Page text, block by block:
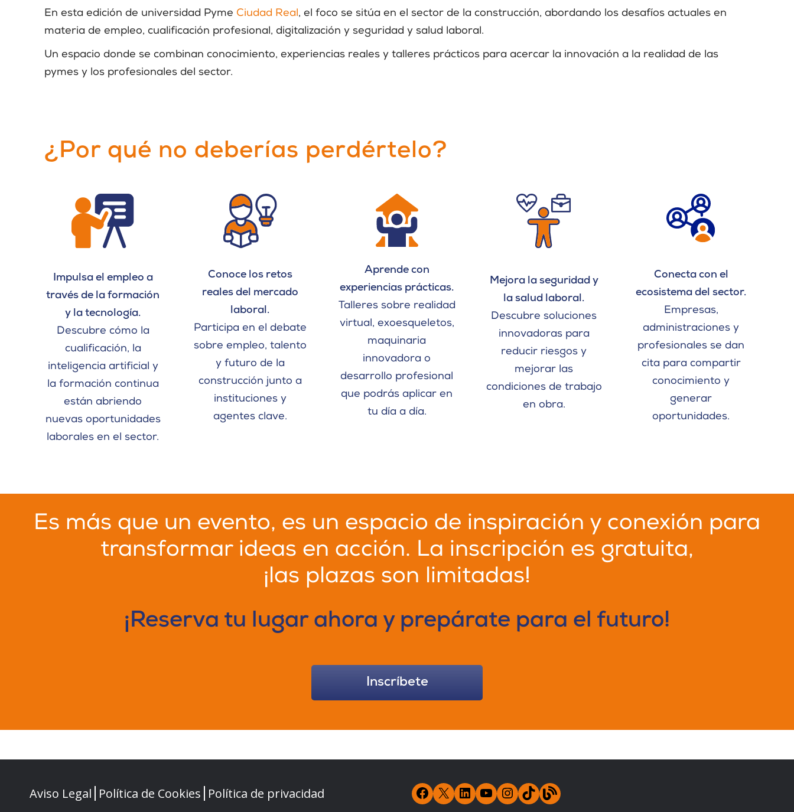
En esta edición de universidad Pyme Ciudad Real, el foco se sitúa en el sector de la construcción, abordando los desafíos actuales en
materia de empleo, cualificación profesional, digitalización y seguridad y salud laboral.
Un espacio donde se combinan conocimiento, experiencias reales y talleres prácticos para acercar la innovación a la realidad de las
pymes y los profesionales del sector.
¿Por qué no deberías perdértelo?
Impulsa el empleo a
través de la formación
y la tecnología.
Descubre cómo la
cualificación, la
inteligencia artificial y
la formación continua
están abriendo
nuevas oportunidades
laborales en el sector.
Conoce los retos
reales del mercado
laboral.
Participa en el debate
sobre empleo, talento
y futuro de la
construcción junto a
instituciones y
agentes clave.
Aprende con
experiencias prácticas.
Talleres sobre realidad
virtual, exoesqueletos,
maquinaria
innovadora o
desarrollo profesional
que podrás aplicar en
tu día a día.
Mejora la seguridad y
la salud laboral.
Descubre soluciones
innovadoras para
reducir riesgos y
mejorar las
condiciones de trabajo
en obra.
Conecta con el
ecosistema del sector.
Empresas,
administraciones y
profesionales se dan
cita para compartir
conocimiento y
generar
oportunidades.
Es más que un evento, es un espacio de inspiración y conexión para
transformar ideas en acción. La inscripción es gratuita,
¡las plazas son limitadas!
¡Reserva tu lugar ahora y prepárate para el futuro!
Inscríbete
Aviso Legal Política de Cookies Política de privacidad https://www.facebook.com/Fundae.es/
X https://www.linkedin.com/company/fundacion-
estatal-
YouTube
Instagram
TikTok
blog